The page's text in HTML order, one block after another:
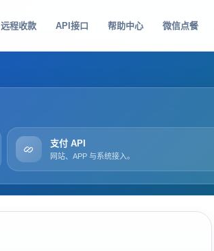
远程收款 API接口 帮助中心 微信点餐
支付 API
网站、APP 与系统接入。